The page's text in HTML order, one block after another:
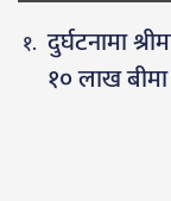
दुर्घटनामा
१० लाख